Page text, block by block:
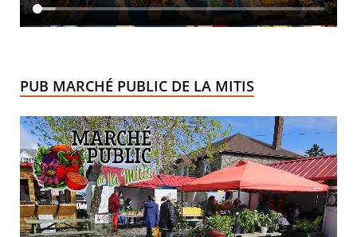
PUB MARCHÉ PUBLIC DE LA MITIS